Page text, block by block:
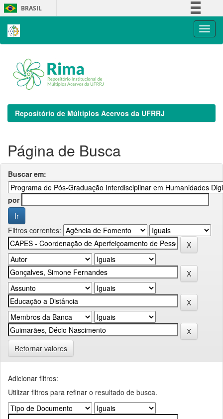
Skip
navigation
BRASIL
Repositório de Múltiplos Acervos da UFRRJ
Página de Busca
Buscar em:
por
Filtros correntes:
Retornar valores
Adicionar filtros:
Utilizar filtros para refinar o resultado de busca.